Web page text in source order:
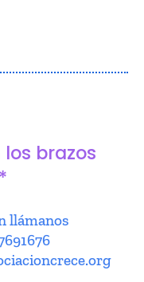
brazos
llámanos